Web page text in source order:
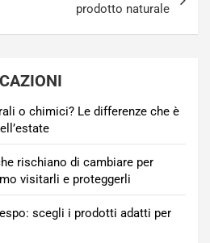
prodotto naturale
o chimici? Le differenze che è
rischiano di cambiare per
visitarli e proteggerli
scegli i prodotti adatti per